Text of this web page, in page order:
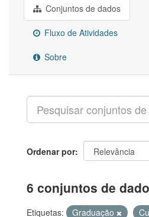
Conjuntos de dados
Fluxo de Atividades
Sobre
Ordenar por
6 conjuntos de
Etiquetas: Graduação